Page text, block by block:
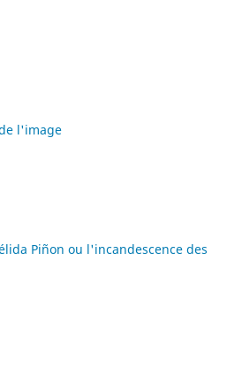
l'image
Piñon ou l'incandescence des